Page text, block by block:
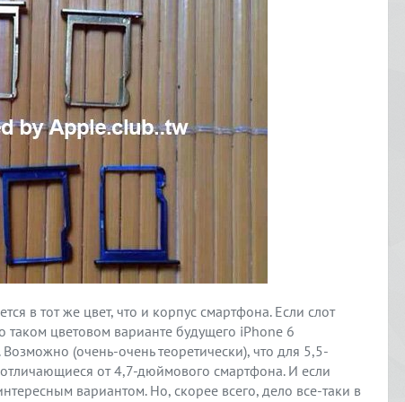
в тот же цвет, что и корпус смартфона. Если слот
цветовом варианте будущего iPhone 6
(очень-очень теоретически), что для 5,5-
от 4,7-дюймового смартфона. И если
вариантом. Но, скорее всего, дело все-таки в